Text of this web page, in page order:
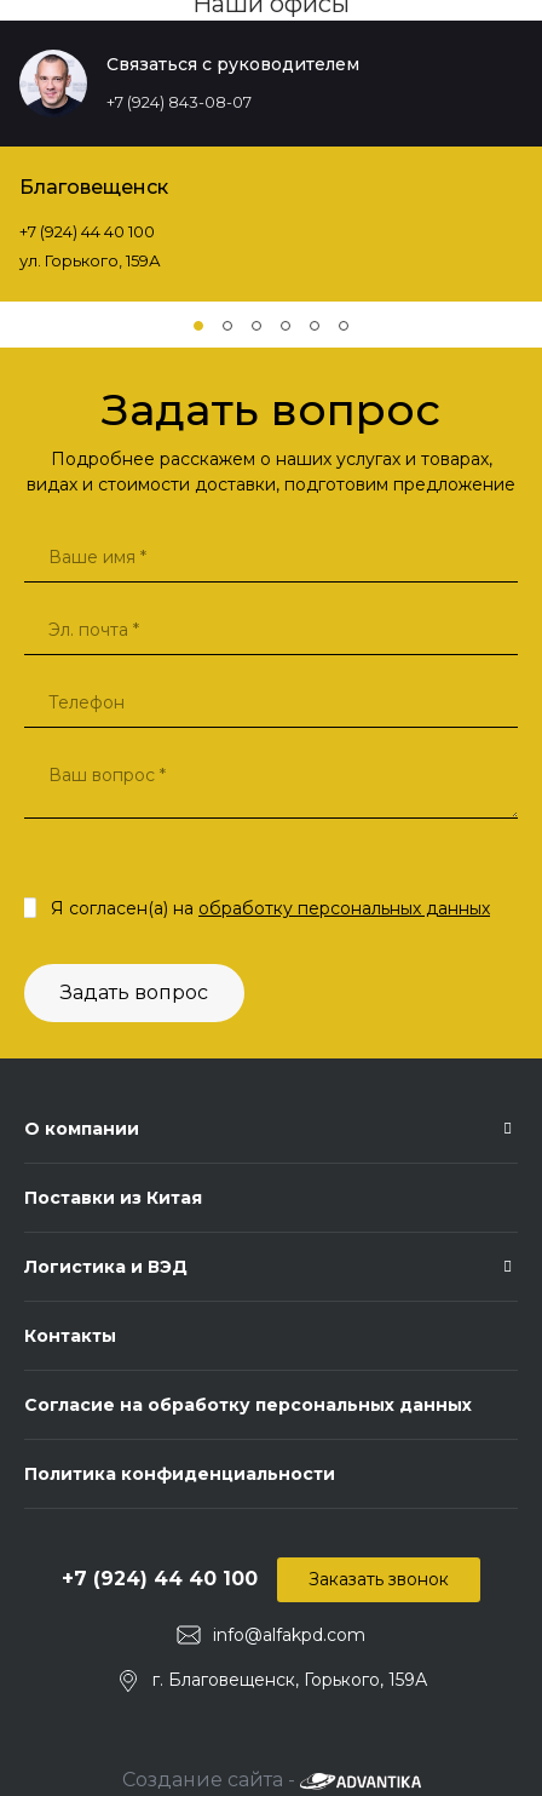
Связаться с руководителем
+7 (924) 843-08-07
Благовещенск
+7 (924) 44 40 100
ул. Горького, 159А
Задать вопрос
Подробнее расскажем о наших услугах и товарах,
видах и стоимости доставки, подготовим предложение
Задать вопрос
Я согласен(а) на обработку персональных данных
О компании
Поставки из Китая
Логистика и ВЭД
Контакты
Согласие на обработку персональных данных
Политика конфиденциальности
info@alfakpd.com
+7 (924) 44 40 100
г. Благовещенск, Горького, 159А
Заказать звонок
Создание сайта -